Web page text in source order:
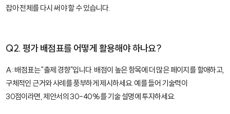
잡아 전체를 다시 써야 할 수 있습니다.
Q2. 평가 배점표를 어떻게 활용해야 하나요?
A: 배점표는 "출제 경향"입니다. 배점이 높은 항목에 더 많은 페이지를 할애하고,
구체적인 근거와 사례를 풍부하게 제시하세요. 예를 들어 기술력이
30점이라면, 제안서의 30-40%를 기술 설명에 투자하세요.